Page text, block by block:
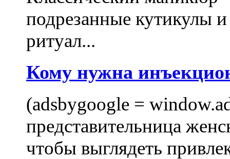
подрезанные кутикулы
ритуал...
Кому нужна
(adsbygoogle =
представительница
чтобы выглядеть